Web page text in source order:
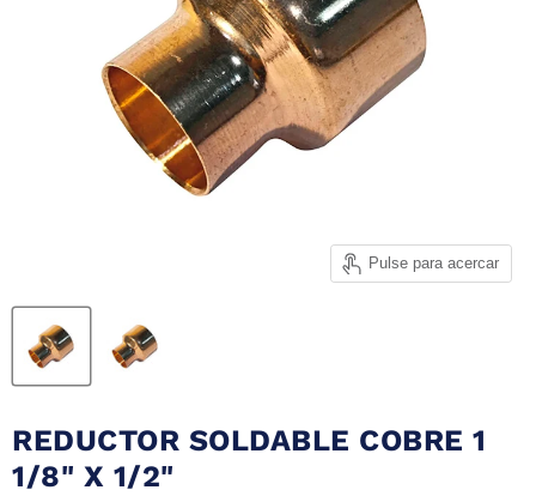
Pulse para acercar
REDUCTOR SOLDABLE COBRE 1
1/8" X 1/2"